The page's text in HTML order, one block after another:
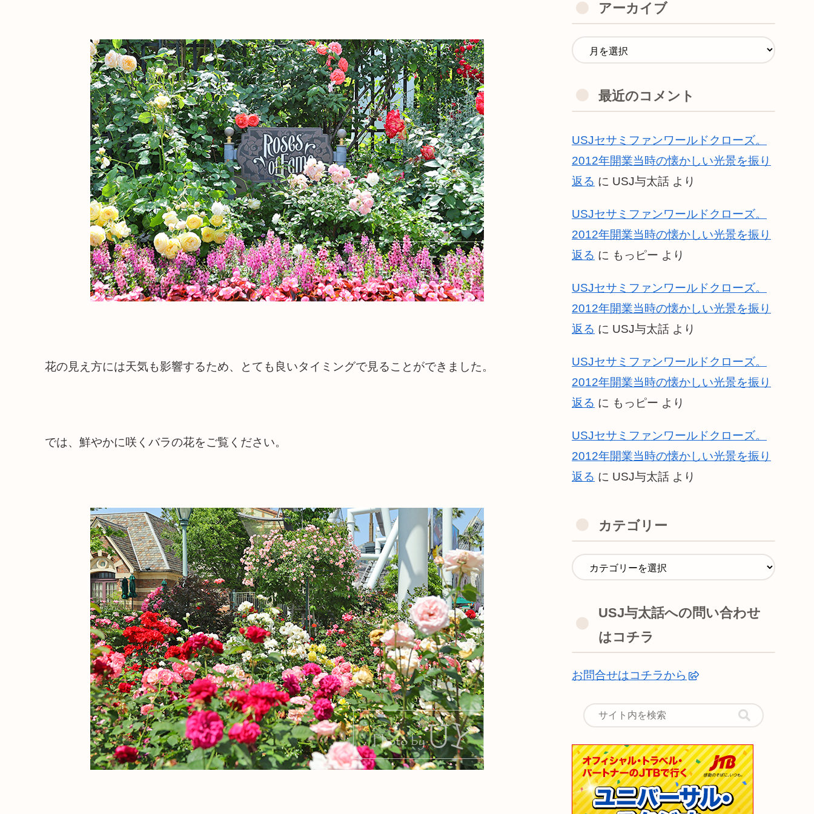
花の見え方には天気も影響するため、とても良いタイミングで見ることができました。
では、鮮やかに咲くバラの花をご覧ください。
アーカイブ
最近のコメント
USJセサミファンワールドクローズ。
2012年開業当時の懐かしい光景を振り
返る に USJ与太話 より
USJセサミファンワールドクローズ。
2012年開業当時の懐かしい光景を振り
返る に もっピー より
USJセサミファンワールドクローズ。
2012年開業当時の懐かしい光景を振り
返る に USJ与太話 より
USJセサミファンワールドクローズ。
2012年開業当時の懐かしい光景を振り
返る に もっピー より
USJセサミファンワールドクローズ。
2012年開業当時の懐かしい光景を振り
返る に USJ与太話 より
カテゴリー
USJ与太話への問い合わせ
はコチラ
お問合せはコチラから